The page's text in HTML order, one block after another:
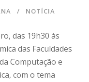
NOTÍCIA
das 19h30 às
das Faculdades
Computação e
com o tema